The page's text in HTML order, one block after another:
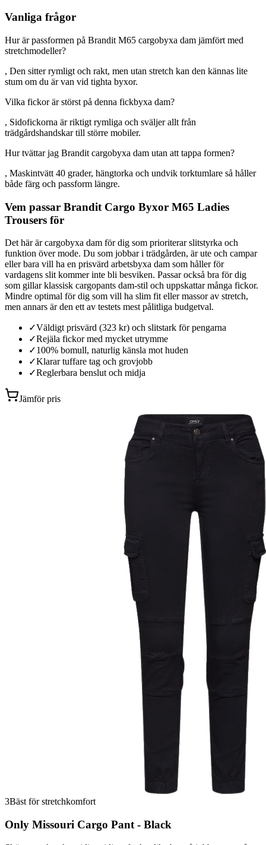
Vanliga frågor
Hur är passformen på Brandit M65 cargobyxa dam jämfört med
stretchmodeller?
, Den sitter rymligt och rakt, men utan stretch kan den kännas lite
stum om du är van vid tighta byxor.
Vilka fickor är störst på denna fickbyxa dam?
, Sidofickorna är riktigt rymliga och sväljer allt från
trädgårdshandskar till större mobiler.
Hur tvättar jag Brandit cargobyxa dam utan att tappa formen?
, Maskintvätt 40 grader, hängtorka och undvik torktumlare så håller
både färg och passform längre.
Vem passar Brandit Cargo Byxor M65 Ladies
Trousers för
Det här är cargobyxa dam för dig som prioriterar slitstyrka och
funktion över mode. Du som jobbar i trädgården, är ute och campar
eller bara vill ha en prisvärd arbetsbyxa dam som håller för
vardagens slit kommer inte bli besviken. Passar också bra för dig
som gillar klassisk cargopants dam-stil och uppskattar många fickor.
Mindre optimal för dig som vill ha slim fit eller massor av stretch,
men annars är den ett av testets mest pålitliga budgetval.
✓Väldigt prisvärd (323 kr) och slitstark för pengarna
✓Rejäla fickor med mycket utrymme
✓100% bomull, naturlig känsla mot huden
✓Klarar tuffare tag och grovjobb
✓Reglerbara benslut och midja
Jämför pris
3Bäst för stretchkomfort
Only Missouri Cargo Pant - Black